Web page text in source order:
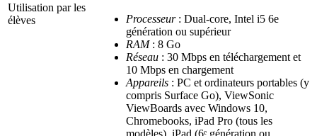
Utilisation par les
élèves
Processeur: Dual-core, Intel i5 6e
génération ou supérieur
RAM: 8 Go
Réseau : 30 Mbps en téléchargement et
10 Mbps en chargement
Appareils : PC et ordinateurs portables (y
compris Surface Go), ViewSonic
ViewBoards avec Windows 10,
Chromebooks, iPad Pro (tous les
modèles), iPad (6ᵉ génération ou